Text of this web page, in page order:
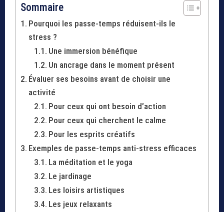
Sommaire
Pourquoi les passe-temps réduisent-ils le
stress ?
Une immersion bénéfique
Un ancrage dans le moment présent
Évaluer ses besoins avant de choisir une
activité
Pour ceux qui ont besoin d’action
Pour ceux qui cherchent le calme
Pour les esprits créatifs
Exemples de passe-temps anti-stress efficaces
La méditation et le yoga
Le jardinage
Les loisirs artistiques
Les jeux relaxants